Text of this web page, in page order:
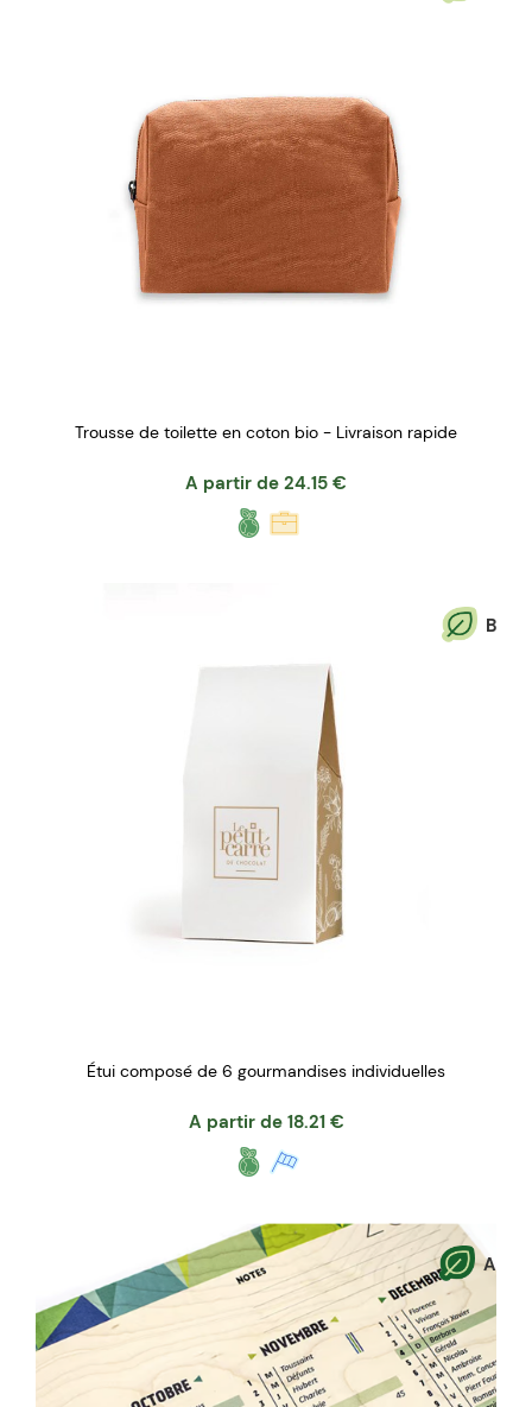
Trousse de toilette en coton bio - Livraison rapide
A partir de 24.15 €
B
Étui composé de 6 gourmandises individuelles
A partir de 18.21 €
A